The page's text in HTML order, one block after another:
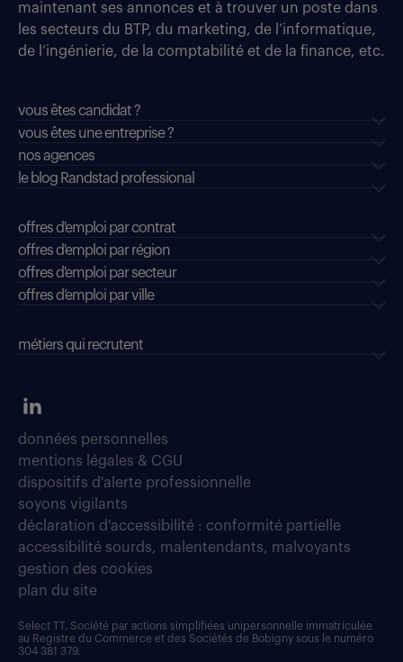
maintenant ses annonces et à trouver un poste dans
les secteurs du BTP, du marketing, de l’informatique,
de l’ingénierie, de la comptabilité et de la finance, etc.
vous êtes candidat ?
vous êtes une entreprise ?
nos agences
le blog Randstad professional
offres d'emploi par contrat
offres d'emploi par région
offres d'emploi par secteur
offres d’emploi par ville
métiers qui recrutent
données personnelles
mentions légales & CGU
dispositifs d'alerte professionnelle
soyons vigilants
déclaration d'accessibilité : conformité partielle
accessibilité sourds, malentendants, malvoyants
gestion des cookies
plan du site
Select TT, Société par actions simplifiées unipersonnelle immatriculée
au Registre du Commerce et des Sociétés de Bobigny sous le numéro
304 381 379.